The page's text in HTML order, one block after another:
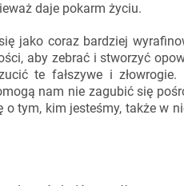
daje pokarm życiu.
jako coraz bardziej
aby zebrać i stworzyć
te fałszywe i
nam nie zagubić się
tym, kim jesteśmy, także w